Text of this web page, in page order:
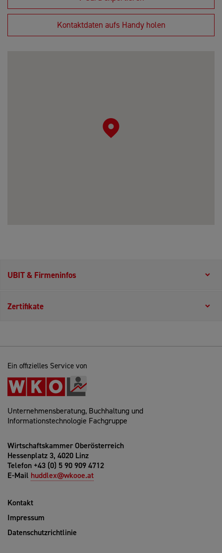
Kontaktdaten aufs Handy holen
UBIT & Firmeninfos
Zertifikate
Ein offizielles Service von
Unternehmensberatung, Buchhaltung und
Informationstechnologie Fachgruppe
Wirtschaftskammer Oberösterreich
Hessenplatz 3, 4020 Linz
Telefon +43 (0) 5 90 909 4712
E-Mail huddlex@wkooe.at
Kontakt
Impressum
Datenschutzrichtlinie